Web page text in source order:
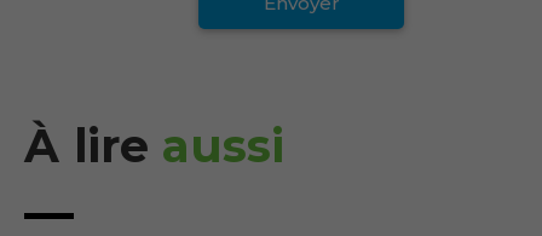
À lire aussi